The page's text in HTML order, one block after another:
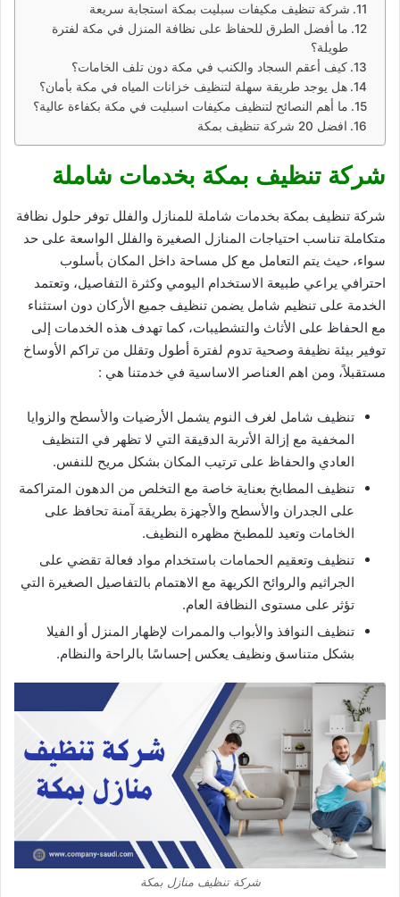
شركة تنظيف مكيفات سبليت بمكة استجابة سريعة
ما أفضل الطرق للحفاظ على نظافة المنزل في مكة لفترة
طويلة؟
كيف أعقم السجاد والكنب في مكة دون تلف الخامات؟
هل يوجد طريقة سهلة لتنظيف خزانات المياه في مكة بأمان؟
ما أهم النصائح لتنظيف مكيفات اسبليت في مكة بكفاءة عالية؟
افضل 20 شركة تنظيف بمكة
شركة تنظيف بمكة بخدمات شاملة
شركة تنظيف بمكة بخدمات شاملة للمنازل والفلل توفر حلول نظافة
متكاملة تناسب احتياجات المنازل الصغيرة والفلل الواسعة على حد
سواء، حيث يتم التعامل مع كل مساحة داخل المكان بأسلوب
احترافي يراعي طبيعة الاستخدام اليومي وكثرة التفاصيل، وتعتمد
الخدمة على تنظيم شامل يضمن تنظيف جميع الأركان دون استثناء
مع الحفاظ على الأثاث والتشطيبات، كما تهدف هذه الخدمات إلى
توفير بيئة نظيفة وصحية تدوم لفترة أطول وتقلل من تراكم الأوساخ
مستقبلاً، ومن اهم العناصر الاساسية في خدمتنا هي :
تنظيف شامل لغرف النوم يشمل الأرضيات والأسطح والزوايا
المخفية مع إزالة الأتربة الدقيقة التي لا تظهر في التنظيف
العادي والحفاظ على ترتيب المكان بشكل مريح للنفس.
تنظيف المطابخ بعناية خاصة مع التخلص من الدهون المتراكمة
على الجدران والأسطح والأجهزة بطريقة آمنة تحافظ على
الخامات وتعيد للمطبخ مظهره النظيف.
تنظيف وتعقيم الحمامات باستخدام مواد فعالة تقضي على
الجراثيم والروائح الكريهة مع الاهتمام بالتفاصيل الصغيرة التي
تؤثر على مستوى النظافة العام.
تنظيف النوافذ والأبواب والممرات لإظهار المنزل أو الفيلا
بشكل متناسق ونظيف يعكس إحساسًا بالراحة والنظام.
شركة تنظيف منازل بمكة